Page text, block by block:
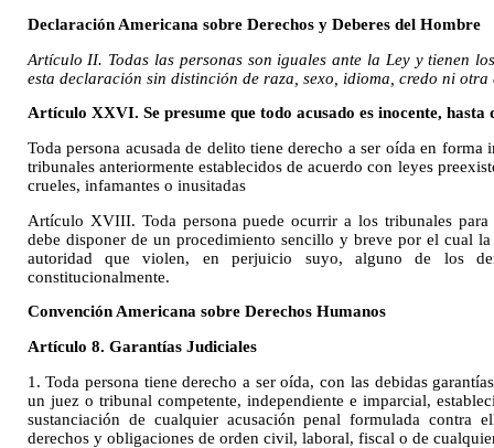
Declaración Americana sobre Derechos y Deberes del Hombre
Artículo II. Todas las personas son iguales ante la Ley y tienen
esta declaración sin distinción de raza, sexo, idioma, credo ni otra
Artículo XXVI. Se presume que todo acusado es inocente, hasta
Toda persona acusada de delito tiene derecho a ser oída en
tribunales anteriormente establecidos de acuerdo con leyes
crueles, infamantes o inusitadas
Artículo XVIII. Toda persona puede ocurrir a los tribunales para
debe disponer de un procedimiento sencillo y breve por el cual
autoridad que violen, en perjuicio suyo, alguno de los
constitucionalmente.
Convención Americana sobre Derechos Humanos
Artículo 8. Garantías Judiciales
1. Toda persona tiene derecho a ser oída, con las debidas
un juez o tribunal competente, independiente e imparcial,
sustanciación de cualquier acusación penal formulada contra
derechos y obligaciones de orden civil, laboral, fiscal o de